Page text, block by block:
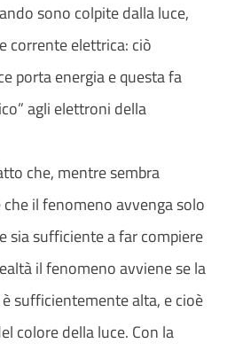
sono colpite dalla luce,
corrente elettrica: ciò
porta energia e questa fa
agli elettroni della
che, mentre sembra
il fenomeno avvenga solo
sia sufficiente a far compiere
il fenomeno avviene se la
sufficientemente alta, e cioè
colore della luce. Con la